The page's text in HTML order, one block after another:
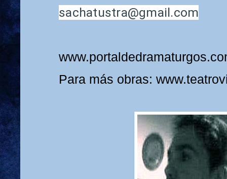
sachatustra@gmail.com
Para más obras: